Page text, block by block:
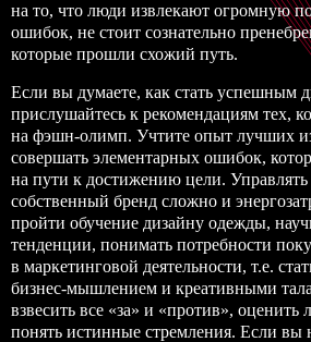
на то, что люди извлекают огромную
ошибок, не стоит сознательно
которые прошли схожий путь.
Если вы думаете, как стать успешным
прислушайтесь к рекомендациям тех,
на фэшн-олимп. Учтите опыт лучших
совершать элементарных ошибок,
на пути к достижению цели. Управлять
собственный бренд сложно и
пройти обучение дизайну одежды,
тенденции, понимать потребности
в маркетинговой деятельности, т.е.
бизнес-мышлением и креативными
взвесить все «за» и «против», оценить
понять истинные стремления. Если вы